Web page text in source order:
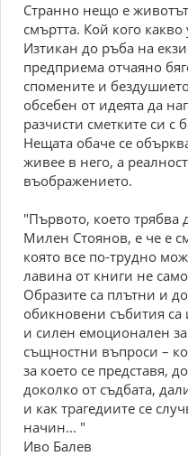
Странно нещо е
смъртта. Кой кого
Изтикан до ръба на
предприема отчаяно
спомените и
обсебен от идеята да
разчисти сметките си с
Нещата обаче се
живее в него, а
въображението.
"Първото, което трябва
Милен Стоянов, е че е
която все по-трудно
лавина от книги не
Образите са плътни и
обикновени събития
и силен емоционален
същностни въпроси –
за което се представя,
доколко от съдбата,
и как трагедиите се
начин... "
Иво Балев